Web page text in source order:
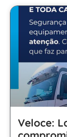
Veloce: